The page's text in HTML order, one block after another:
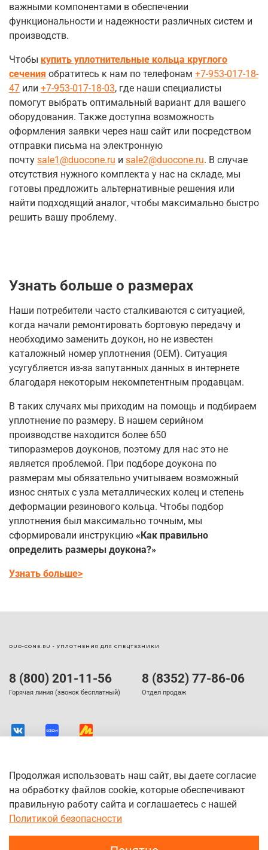
важными компонентами в обеспечении
функциональности и надежности различных систем и
производств.
Чтобы купить уплотнительные кольца круглого
сечения обратитесь к нам по телефонам +7-953-017-18-
47 или +7-953-017-18-03, где наши специалисты
помогут выбрать оптимальный вариант для вашего
оборудования. Также доступна возможность
оформления заявки через наш сайт или посредством
отправки письма на электронную
почту sale1@duocone.ru и sale2@duocone.ru. В случае
отсутствия нужного комплекта у нас на складе, мы
готовы предложить альтернативные решения или
найти подходящий аналог, чтобы максимально быстро
решить вашу проблему.
Узнать больше о размерах
Наши потребители часто сталкиваются с ситуацией,
когда начали ремонтировать бортовую передачу и
необходимо заменить доукон, но не известен
каталожный номер уплотнения (OEM). Ситуация
усугубляется из-за запутанных данных в интернете
благодаря некоторым некомпетентным продавцам.
В таких случаях мы приходим на помощь и подбираем
уплотнение по размеру. В нашем серийном
производстве находится более 650
типоразмеров доуконов, поэтому для нас это не
является проблемой. При подборе доукона по
размерам мы обязательно учитываем возможный
износ снятых с узла металлических колец и степень
деформации резинового кольца. Чтобы подбор
уплотнения был максимально точным, мы
сформировали инструкцию «Как правильно
определить размеры доукона?»
Узнать больше>
8 (800) 201-11-56
Горячая линия (звонок бесплатный)
8 (8352) 77-86-06
Отдел продаж
DUO-CONE.RU - УПЛОТНЕНИЯ ДЛЯ СПЕЦТЕХНИКИ
Продолжая использовать наш сайт, вы даете согласие
на обработку файлов cookie, которые обеспечивают
правильную работу сайта и соглашаетесь с нашей
Политикой безопасности